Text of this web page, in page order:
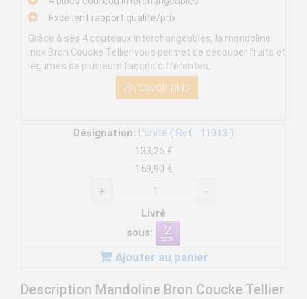
Excellent rapport qualité/prix
Grâce à ses 4 couteaux interchangeables, la mandoline
inox Bron Coucke Tellier vous permet de découper fruits et
légumes de plusieurs façons différentes,...
En savoir plus
Désignation: L'unité ( Ref : 11013 )
133,25 €
159,90 €
+ -
Livré
sous:
Ajouter au panier
Description Mandoline Bron Coucke Tellier